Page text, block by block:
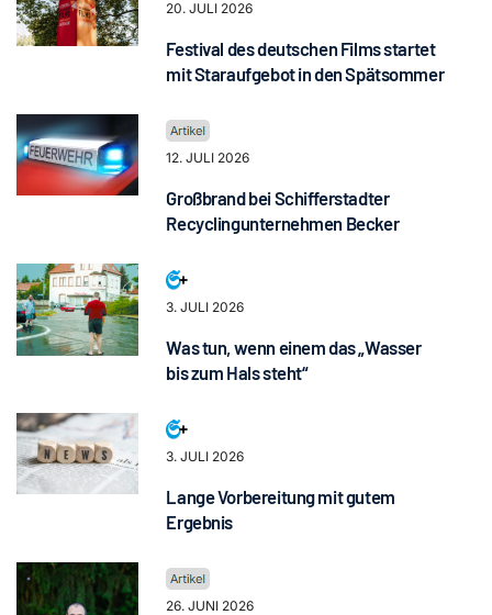
20. JULI 2026
Festival des deutschen Films startet
mit Staraufgebot in den Spätsommer
12. JULI 2026
Großbrand bei Schifferstadter
Recyclingunternehmen Becker
3. JULI 2026
Was tun, wenn einem das „Wasser
bis zum Hals steht“
3. JULI 2026
Lange Vorbereitung mit gutem
Ergebnis
26. JUNI 2026